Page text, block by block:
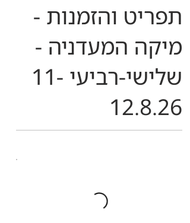
תפריט והזמנות -
מיקה המעדניה -
שלישי-רביעי 11-
12.8.26